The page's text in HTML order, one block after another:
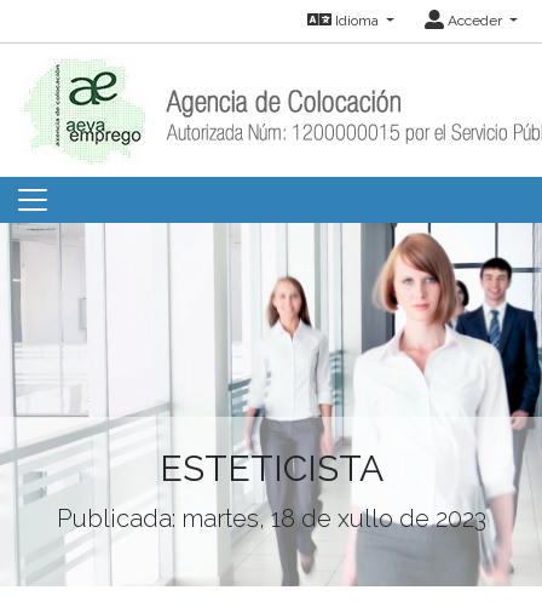
Idioma Acceder
ESTETICISTA
Publicada: martes, 18 de xullo de 2023